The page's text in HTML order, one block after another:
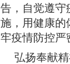
告，自觉遵守
施，用健康的
牢疫情防控严
弘扬奉献